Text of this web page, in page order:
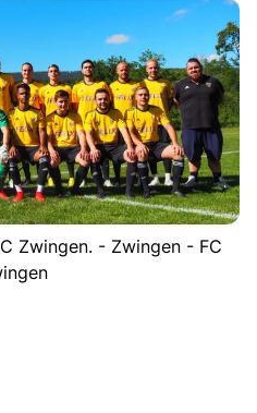
Zwingen. - Zwingen - FC